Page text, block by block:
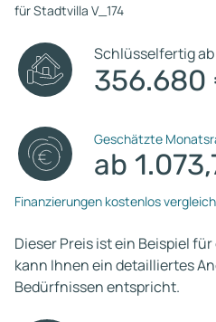
für Stadtvilla V_174
Schlüsselfertig ab
356.680
Geschätzte
ab
Finanzierungen kostenlos
Dieser Preis ist ein Beispiel
kann Ihnen ein detailliertes
Bedürfnissen entspricht.